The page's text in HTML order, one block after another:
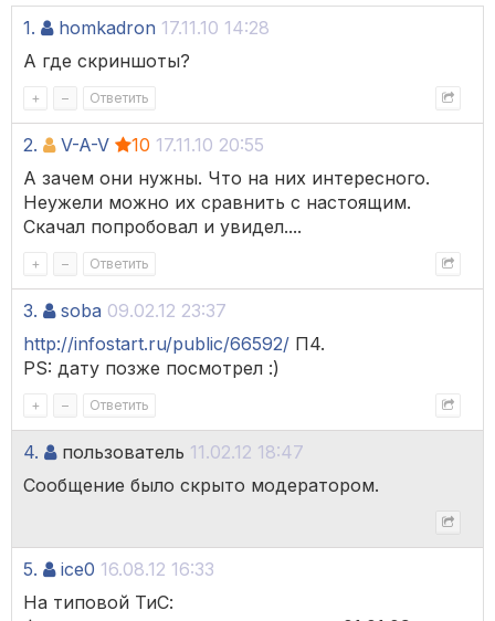
1. homkadron 17.11.10 14:28
А где скриншоты?
+ – Ответить
2. V-A-V 10 17.11.10 20:55
А зачем они нужны. Что на них интересного.
Неужели можно их сравнить с настоящим.
Скачал попробовал и увидел....
+ – Ответить
3. soba 09.02.12 23:37
http://infostart.ru/public/66592/ П4.
PS: дату позже посмотрел :)
+ – Ответить
4. пользователь 11.02.12 18:47
Сообщение было скрыто модератором.
5. ice0 16.08.12 16:33
На типовой ТиС: